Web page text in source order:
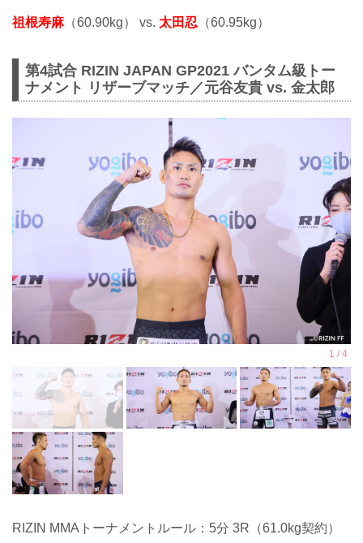
祖根寿麻（60.90kg） vs. 太田忍 （60.95kg）
第4試合 RIZIN JAPAN GP2021 バンタム級トー
ナメント リザーブマッチ／元谷友貴 vs. 金太郎
RIZIN MMAトーナメントルール：5分 3R（61.0kg契約）